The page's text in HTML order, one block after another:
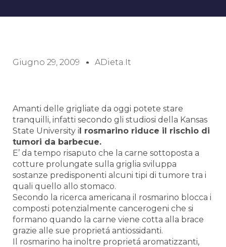
Giugno 29, 2009 ADieta.it
Amanti delle grigliate da oggi potete stare
tranquilli, infatti secondo gli studiosi della Kansas
State University il rosmarino riduce il rischio di
tumori da barbecue.
E’ da tempo risaputo che la carne sottoposta a
cotture prolungate sulla griglia sviluppa
sostanze predisponenti alcuni tipi di tumore tra i
quali quello allo stomaco.
Secondo la ricerca americana il rosmarino blocca i
composti potenzialmente cancerogeni che si
formano quando la carne viene cotta alla brace
grazie alle sue proprietá antiossidanti.
Il rosmarino ha inoltre proprietá aromatizzanti,